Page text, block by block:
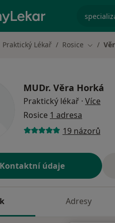
Praktický Lékař Rosice Změna
MUDr. Věra Horká
Praktický lékař · Více
Rosice 1 adresa
19 názorů
Kontaktní údaje
Adresy